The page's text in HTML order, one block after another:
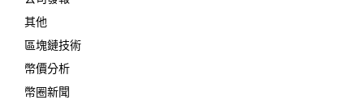
其他
區塊鏈技術
幣價分析
幣圈新聞